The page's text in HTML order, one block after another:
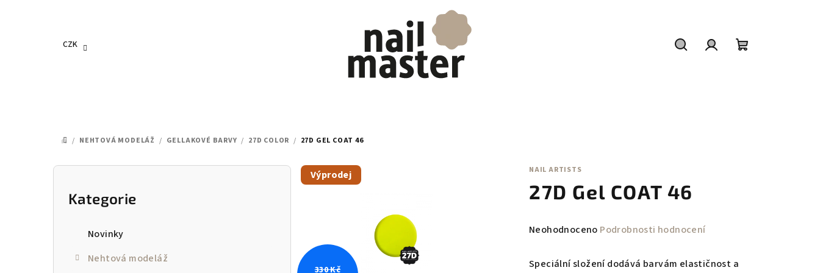
CZK
DOMŮ
/ NEHTOVÁ MODELÁŽ / GELLAKOVÉ BARVY / 27D COLOR / 27D GEL COAT 46
P
Přeskočit
kategorie
Kategorie
Novinky
Nehtová modeláž
NAIL ARTISTS
27D Gel COAT 46
Průměrné
produktu
Neohodnoceno Podrobnosti hodnocení
Speciální složení dodává barvám elastičnost a
Výprodej
330 Kč